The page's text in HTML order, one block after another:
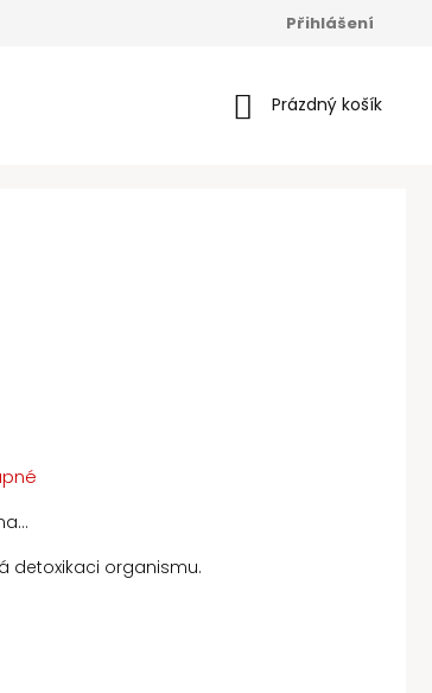
Přihlášení
Nákupní
Prázdný košík
detoxikaci organismu.